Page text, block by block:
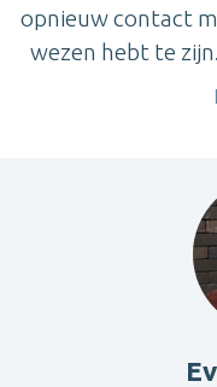
opnieuw contact
wezen hebt te